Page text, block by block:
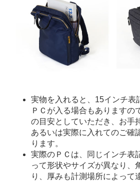
実物を入れると、15インチ表
ＰＣが入る場合もありますの
の目安としていただき、お手
あるいは実際に入れてのご確
ります。
実際のＰＣは、同じインチ表
って形状やサイズが異なり、
り、厚みも計測場所によって